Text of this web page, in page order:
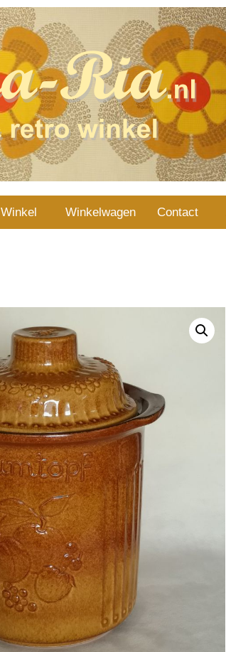
Winkel Winkelwagen Contact